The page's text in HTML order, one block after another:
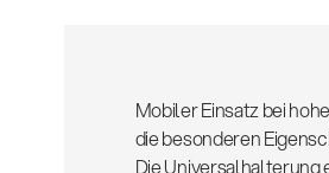
Mobiler Einsatz bei
die besonderen
Die